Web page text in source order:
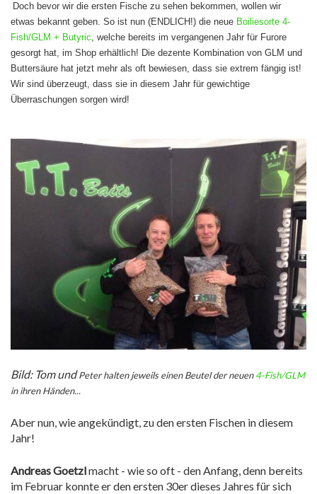
Doch bevor wir die ersten Fische zu sehen bekommen, wollen wir
etwas bekannt geben. So ist nun (ENDLICH!) die neue Boiliesorte 4-
Fish/GLM + Butyric, welche bereits im vergangenen Jahr für Furore
gesorgt hat, im Shop erhältlich! Die dezente Kombination von GLM und
Buttersäure hat jetzt mehr als oft bewiesen, dass sie extrem fängig ist!
Wir sind überzeugt, dass sie in diesem Jahr für gewichtige
Überraschungen sorgen wird!
Bild: Tom undPeter halten jeweils einen Beutel der neuen4-Fish/GLM
in ihren Händen...
Aber nun, wie angekündigt, zu den ersten Fischen in diesem
Jahr!
Andreas Goetzlmacht - wie so oft - den Anfang, denn bereits
im Februar konnte er den ersten 30er dieses Jahres für sich